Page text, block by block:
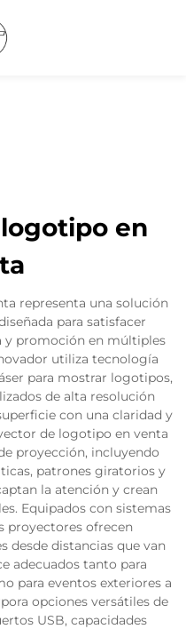
en
representa una solución
para satisfacer
y promoción en múltiples
utiliza tecnología
para mostrar logotipos,
de alta resolución
con una claridad y
de logotipo en venta
proyección, incluyendo
patrones giratorios y
la atención y crean
Equipados con sistemas
proyectores ofrecen
desde distancias que van
adecuados tanto para
para eventos exteriores a
opciones versátiles de
USB, capacidades